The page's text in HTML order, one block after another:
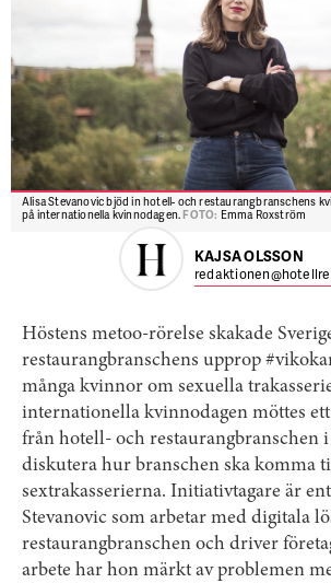
Alisa Stevanovic bjöd in hotell- och restaurangbranschens
på internationella kvinnodagen.FOTO: Emma Roxström
KAJSA OLSSON
Höstens metoo-rörelse skakade
restaurangbranschens upprop
många kvinnor om sexuella
internationella kvinnodagen möttes
från hotell- och restaurangbranschen
diskutera hur branschen ska komma
sextrakasserierna. Initiativtagare är
Stevanovic som arbetar med digitala
restaurangbranschen och driver
arbete har hon märkt av problemen